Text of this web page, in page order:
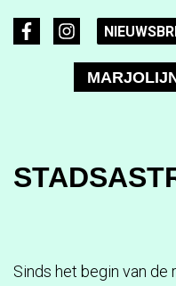
Sinds het begin van